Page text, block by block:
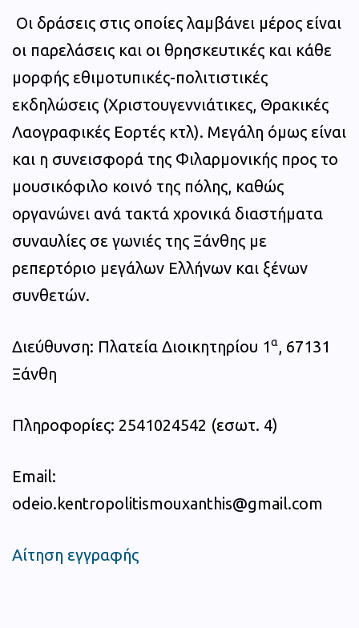
Οι δράσεις στις οποίες λαμβάνει μέρος είναι
οι παρελάσεις και οι θρησκευτικές και κάθε
μορφής εθιμοτυπικές-πολιτιστικές
εκδηλώσεις (Χριστουγεννιάτικες, Θρακικές
Λαογραφικές Εορτές κτλ). Μεγάλη όμως είναι
και η συνεισφορά της Φιλαρμονικής προς το
μουσικόφιλο κοινό της πόλης, καθώς
οργανώνει ανά τακτά χρονικά διαστήματα
συναυλίες σε γωνιές της Ξάνθης με
ρεπερτόριο μεγάλων Ελλήνων και ξένων
συνθετών.
Διεύθυνση: Πλατεία Διοικητηρίου 1α, 67131
Ξάνθη
Πληροφορίες: 2541024542 (εσωτ. 4)
Email:
odeio.kentropolitismouxanthis@gmail.com
Αίτηση εγγραφής